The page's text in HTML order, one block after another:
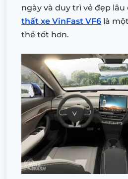
ngày và duy trì vẻ đẹp lâu
thất xe VinFast VF6 là
thể tốt hơn.